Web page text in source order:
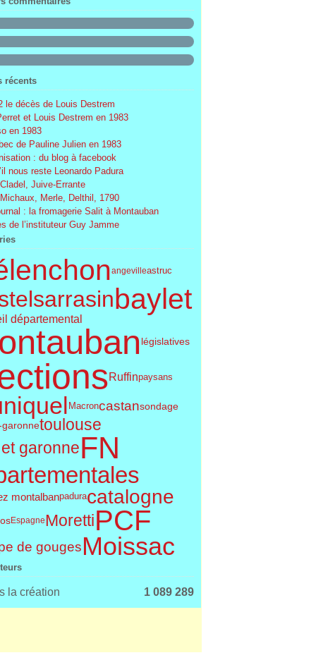
récents
le décès de Louis Destrem
et Louis Destrem en 1983
en 1983
de Pauline Julien en 1983
: du blog à facebook
nous reste Leonardo Padura
Juive-Errante
Merle, Delthil, 1790
: la fromagerie Salit à Montauban
de l’instituteur Guy Jamme
angevilleastruc
baylet
départemental
législatives
Ruffinpaysans
Macroncastansondage
toulouse
garonneFN
montalbanpaduracatalogne
EspagneMorettiPCF
de gougesMoissac
la création 1 089 289